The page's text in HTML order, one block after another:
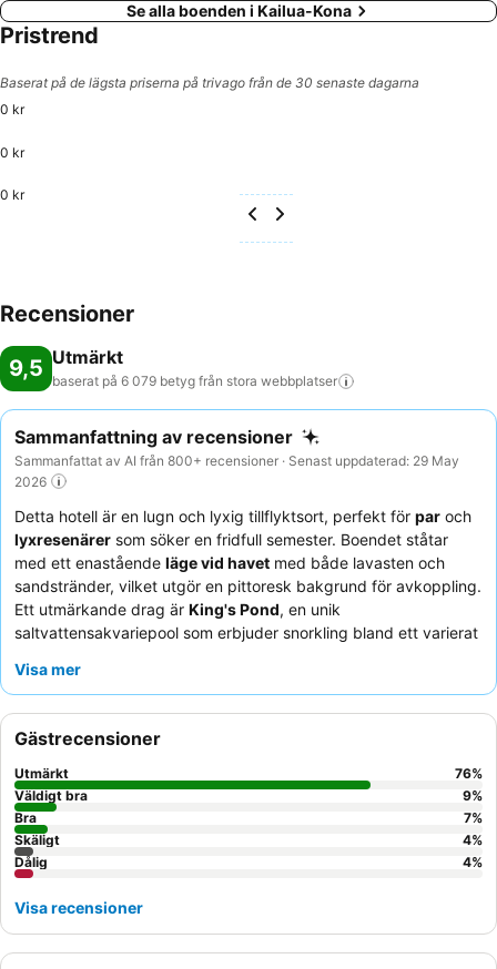
Se alla boenden i Kailua-Kona
Pristrend
Baserat på de lägsta priserna på trivago från de 30 senaste dagarna
0 kr
0 kr
0 kr
Recensioner
9,5 Utmärkt
baserat på 6 079 betyg från stora webbplatser
Sammanfattning av recensioner
Sammanfattat av AI från 800+ recensioner · Senast uppdaterad: 29 May
2026
Detta hotell är en lugn och lyxig tillflyktsort, perfekt för par och
lyxresenärer som söker en fridfull semester. Boendet ståtar
med ett enastående läge vid havet med både lavasten och
sandstränder, vilket utgör en pittoresk bakgrund för avkoppling.
Ett utmärkande drag är King's Pond, en unik
saltvattensakvariepool som erbjuder snorkling bland ett varierat
servicen
förbättrad upplevelse, överväg att boka ett rum på en högre
våning för potentiellt bättre utsikt.
Visa mer
Gästrecensioner
Utmärkt 76%
Väldigt bra
9%
Bra
7%
Skäligt
4%
Dålig
4%
Visa recensioner